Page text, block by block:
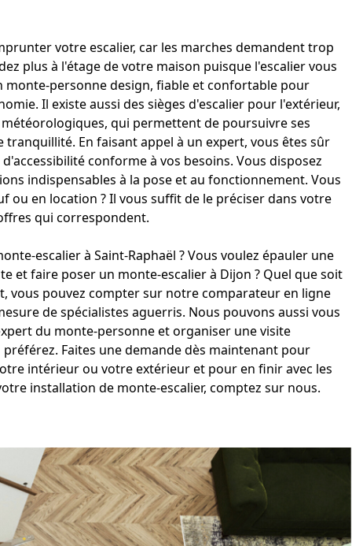
votreescalier, car les marches demandent trop
plus à l'étage de votre maison puisque l'escalier vous
monte-personne design, fiable et confortable pour
Il existe aussi des sièges d'escalier pour l'extérieur,
qui permettent de poursuivre ses
En faisant appel à un expert, vous êtes sûr
conforme à vos besoins. Vous disposez
indispensables à la pose et au fonctionnement. Vous
ou en location ? Il vous suffit de le préciser dans votre
qui correspondent.
escalier à Saint-Raphaël ? Vous voulez épauler une
et faire poser un monte-escalier à Dijon ? Quel que soit
vous pouvez compter sur notre comparateur en ligne
de spécialistes aguerris. Nous pouvons aussi vous
du monte-personne et organiser une visite
Faites une demande dès maintenant pour
intérieur ou votre extérieur et pour en finir avec les
installation de monte-escalier, comptez sur nous.